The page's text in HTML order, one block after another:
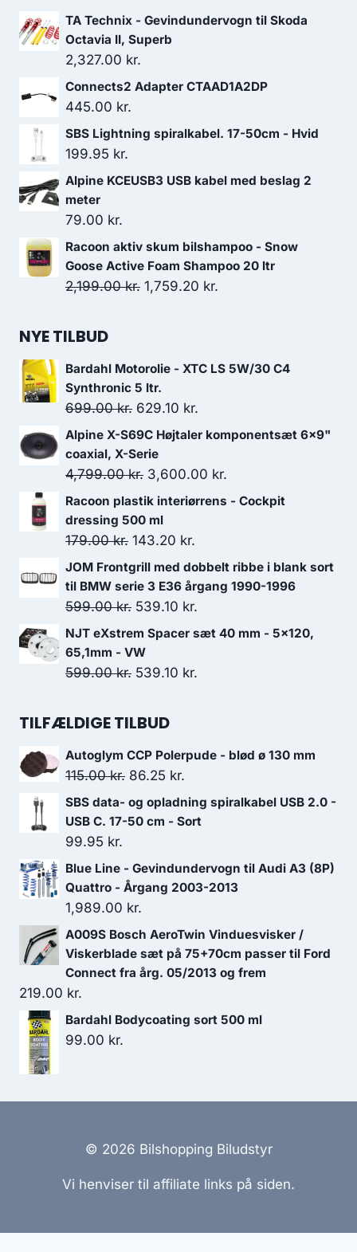
TA Technix - Gevindundervogn til Skoda
Octavia II, Superb
2,327.00 kr.
Connects2 Adapter CTAAD1A2DP
445.00 kr.
SBS Lightning spiralkabel. 17-50cm - Hvid
199.95 kr.
Alpine KCEUSB3 USB kabel med beslag 2
meter
79.00 kr.
Racoon aktiv skum bilshampoo - Snow
Goose Active Foam Shampoo 20 ltr
2,199.00kr. Den
2,199.00 kr..
1,759.20 kr.
1,759.20 kr..
NYE TILBUD
Bardahl Motorolie - XTC LS 5W/30 C4
Synthronic 5 ltr.
699.00kr. Den
oprindelige
pris
var:
699.00 kr..
629.10 kr.
aktuelle
er:
629.10 kr..
Alpine X-S69C Højtaler komponentsæt 6x9"
coaxial, X-Serie
4,799.00kr. Den
oprindelige
pris
var:
4,799.00 kr..
3,600.00 kr.
aktuelle
3,600.00 kr..
Racoon plastik interiørrens - Cockpit
dressing 500 ml
179.00kr. Den
oprindelige
pris
var:
179.00 kr..
143.20 kr.
aktuelle
pris
143.20 kr..
JOM Frontgrill med dobbelt ribbe i blank sort
til BMW serie 3 E36 årgang 1990-1996
599.00kr. Den
oprindelige
pris
var:
539.10 kr.
aktuelle
NJT eXstrem Spacer sæt 40 mm - 5x120,
65,1mm - VW
599.00kr. Den
pris
599.00 kr..
539.10 kr.
539.10 kr..
TILFÆLDIGE TILBUD
Autoglym CCP Polerpude - blød ø 130 mm
115.00kr. Den
oprindelige
pris
115.00 kr..
86.25 kr.
aktuelle
pris
86.25 kr..
SBS data- og opladning spiralkabel USB 2.0 -
USB C. 17-50 cm - Sort
99.95 kr.
Blue Line - Gevindundervogn til Audi A3 (8P)
Quattro - Årgang 2003-2013
1,989.00 kr.
A009S Bosch AeroTwin Vinduesvisker /
Viskerblade sæt på 75+70cm passer til Ford
Connect fra årg. 05/2013 og frem
219.00 kr.
Bardahl Bodycoating sort 500 ml
99.00 kr.
© 2026 Bilshopping Biludstyr
Vi henviser til affiliate links på siden.